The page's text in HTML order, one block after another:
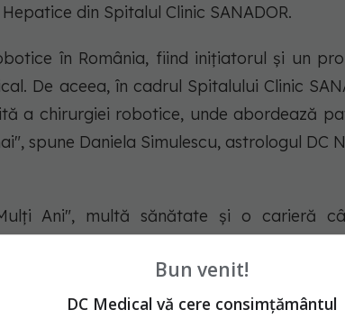
din Spitalul Clinic SANADOR.
în România, fiind inițiatorul și un
De aceea, în cadrul Spitalului Clinic
a chirurgiei robotice, unde abordează
spune Daniela Simulescu, astrologul DC
Ani", multă sănătate și o carieră
Bun venit!
DC Medical vă cere consimțământul